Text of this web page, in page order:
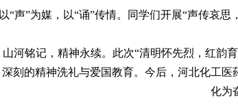
以“声”为媒，以“诵”传情。同学们开展“声传哀
山河铭记，精神永续。此次“清明怀先烈，红韵
深刻的精神洗礼与爱国教育。今后，河北化工
化为